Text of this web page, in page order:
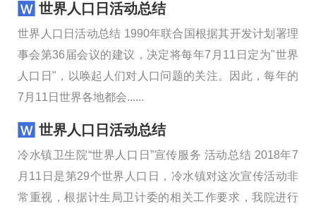
世界人口日活动总结
世界人口日活动总结 1990年联合国根据其开发计划署理
事会第36届会议的建议，决定将每年7月11日定为"世界
人口日"，以唤起人们对人口问题的关注。因此，每年的
7月11日世界各地都会......
世界人口日活动总结
冷水镇卫生院“世界人口日”宣传服务 活动总结 2018年7
月11日是第29个世界人口日，冷水镇对这次宣传活动非
常重视，根据计生局卫计委的相关工作要求，我院进行